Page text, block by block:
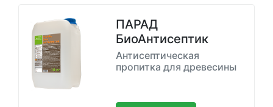
ПАРАД
БиоАнтисептик
Антисептическая
пропитка для древесины